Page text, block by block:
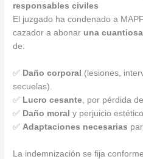
responsables civiles
El juzgado ha condenado a
cazador a abonar una
de:
✅ Daño corporal (lesiones,
secuelas).
✅ Lucro cesante , por pérdida
✅ Daño moral y perjuicio estético.
✅ Adaptaciones necesarias
La indemnización se fija